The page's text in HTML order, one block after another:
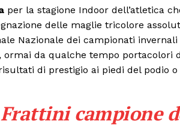
per la stagione Indoor dell’atletica
delle maglie tricolore
Nazionale dei campionati
, ormai da qualche tempo portacolori
di prestigio ai piedi del podio
campione